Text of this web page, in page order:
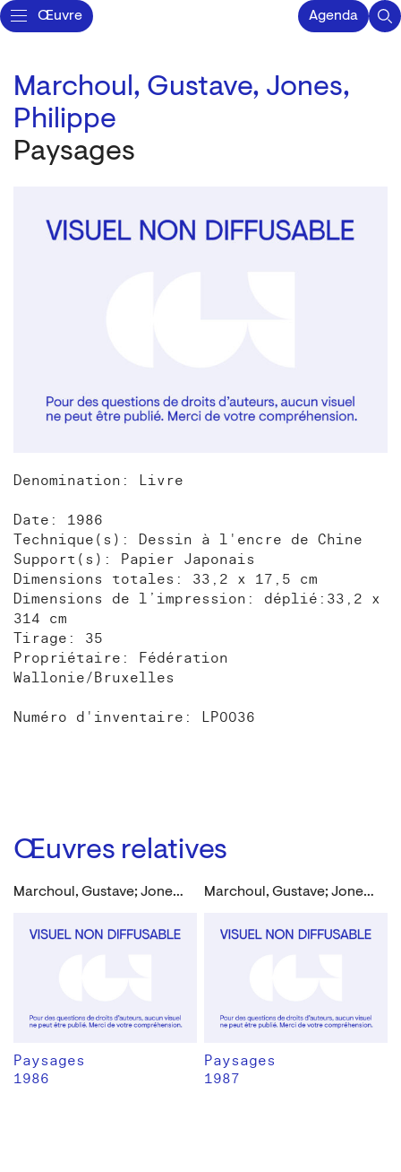
Œuvre Agenda
Marchoul, Gustave, Jones,
Philippe
Paysages
Denomination: Livre
Date: 1986
Technique(s): Dessin à l'encre de Chine
Support(s): Papier Japonais
Dimensions totales: 33,2 x 17,5 cm
Dimensions de l’impression: déplié:33,2 x
314 cm
Tirage: 35
Propriétaire: Fédération
Wallonie/Bruxelles
Numéro d'inventaire: LP0036
Œuvres relatives
Marchoul, Gustave; Jones, Philippe
Paysages
1986
Marchoul, Gustave; Jones, Philippe
Paysages
1987